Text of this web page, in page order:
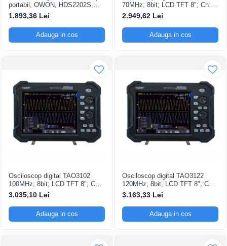
portabil, OWON, HDS2202S,
200mV-1kV, 200mA-
1.893,36 Lei
Adauga in cos
70MHz; 8bit; LCD TFT 8"; Ch: 2;
1Gsps; 40Mpts sustinand Ecran
2.949,62 Lei
Adauga in cos
Osciloscop digital TAO3102
100MHz; 8bit; LCD TFT 8"; Ch:
2; 1Gsps; 40Mpts pentru a oferi
Ecran color
3.035,10 Lei
Adauga in cos
Osciloscop digital TAO3122
120MHz; 8bit; LCD TFT 8"; Ch:
2; 1Gsps; 40Mpts ce include
Decodificare serială
3.163,33 Lei
Adauga in cos